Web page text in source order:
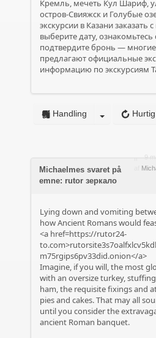
Кремль, мечеть Кул Шариф,
остров-Свияжск и Голубые
экскурсии в Казани заказать
выберите дату,
подтвердите бронь —
предлагают официальные
информацию по экскурсиям
Handling
9
Michaelmes svaret på
emne: rutor зеркало
Lying down and vomiting
how Ancient Romans would
<a href=https://rutor24-
m75rgips6pv33did.onion</a>
Imagine, if you will, the most
with an oversize turkey,
ham, the requisite fixings and
pies and cakes. That may all
until you consider the
ancient Roman banquet.